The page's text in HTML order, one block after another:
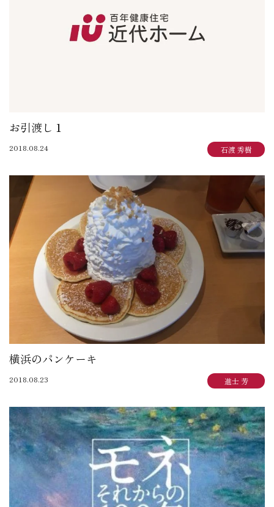
お引渡し１
2018.08.24 石渡 秀樹
横浜のパンケーキ
2018.08.23 進士 芳